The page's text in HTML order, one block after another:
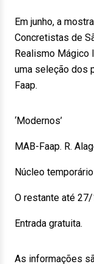
Em junho, a
Concretistas de
Realismo Mágico
uma seleção dos
Faap.
‘Modernos’
MAB-Faap. R.
Núcleo
O restante até
Entrada gratuita.
As informações